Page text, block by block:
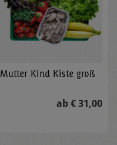
Mutter Kind Kiste groß
ab € 31,00